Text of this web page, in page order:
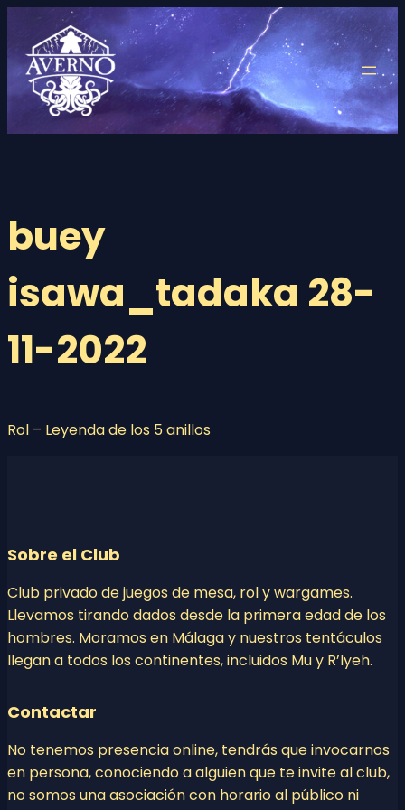
contenido
buey
isawa_tadaka 28-
11-2022
Rol – Leyenda de los 5 anillos
Sobre el Club
Club privado de juegos de mesa, rol y wargames.
Llevamos tirando dados desde la primera edad de los
hombres. Moramos en Málaga y nuestros tentáculos
llegan a todos los continentes, incluidos Mu y R’lyeh.
Contactar
No tenemos presencia online, tendrás que invocarnos
en persona, conociendo a alguien que te invite al club,
no somos una asociación con horario al público ni